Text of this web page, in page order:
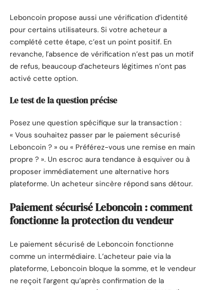
Leboncoin propose aussi une vérification d’identité
pour certains utilisateurs. Si votre acheteur a
complété cette étape, c’est un point positif. En
revanche, l’absence de vérification n’est pas un motif
de refus, beaucoup d’acheteurs légitimes n’ont pas
activé cette option.
Le test de la question précise
Posez une question spécifique sur la transaction :
« Vous souhaitez passer par le paiement sécurisé
Leboncoin ? » ou « Préférez-vous une remise en main
propre ? ». Un escroc aura tendance à esquiver ou à
proposer immédiatement une alternative hors
plateforme. Un acheteur sincère répond sans détour.
Paiement sécurisé Leboncoin : comment
fonctionne la protection du vendeur
Le paiement sécurisé de Leboncoin fonctionne
comme un intermédiaire. L’acheteur paie via la
plateforme, Leboncoin bloque la somme, et le vendeur
ne reçoit l’argent qu’après confirmation de la